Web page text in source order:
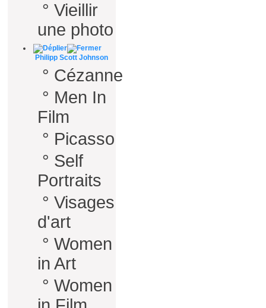
° Vieillir
une photo
Philipp Scott Johnson
° Cézanne
° Men In
Film
° Picasso
° Self
Portraits
° Visages
d'art
° Women
in Art
° Women